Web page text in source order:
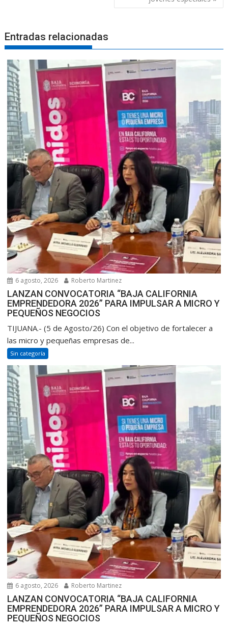
Entradas relacionadas
6 agosto, 2026 Roberto Martinez
LANZAN CONVOCATORIA “BAJA CALIFORNIA
EMPRENDEDORA 2026” PARA IMPULSAR A MICRO Y
PEQUEÑOS NEGOCIOS
TIJUANA.- (5 de Agosto/26) Con el objetivo de fortalecer a
las micro y pequeñas empresas de...
Sin categoría
6 agosto, 2026 Roberto Martinez
LANZAN CONVOCATORIA “BAJA CALIFORNIA
EMPRENDEDORA 2026” PARA IMPULSAR A MICRO Y
PEQUEÑOS NEGOCIOS